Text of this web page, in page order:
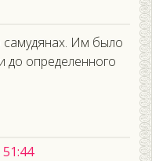
самудянах. Им было
до определенного
51:44